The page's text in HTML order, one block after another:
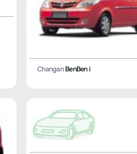
ChanganBenBen i